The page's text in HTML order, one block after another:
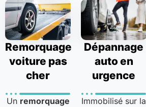
Remorquage
voiture pas
cher
Un remorquage
Dépannage
auto en
urgence
Immobilisé sur la